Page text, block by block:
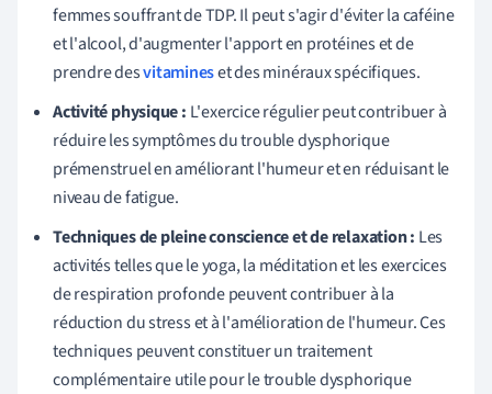
femmes souffrant de TDP. Il peut s'agir d'éviter la caféine
et l'alcool, d'augmenter l'apport en protéines et de
prendre desvitamineset des minéraux spécifiques.
Activité physique : L'exercice régulier peut contribuer à
réduire les symptômes du trouble dysphorique
prémenstruel en améliorant l'humeur et en réduisant le
niveau de fatigue.
Techniques de pleine conscience et de relaxation : Les
activités telles que le yoga, la méditation et les exercices
de respiration profonde peuvent contribuer à la
réduction du stress et à l'amélioration de l'humeur. Ces
techniques peuvent constituer un traitement
complémentaire utile pour le trouble dysphorique